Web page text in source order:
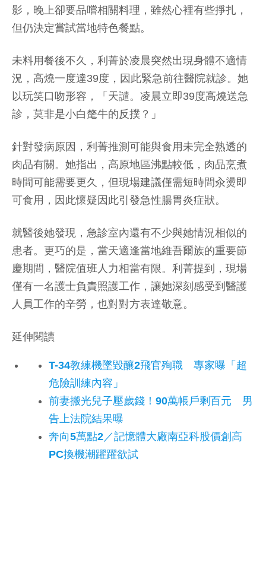
影，晚上卻要品嚐相關料理，雖然心裡有些掙扎，
但仍決定嘗試當地特色餐點。
未料用餐後不久，利菁於凌晨突然出現身體不適情
況，高燒一度達39度，因此緊急前往醫院就診。她
以玩笑口吻形容，「天譴。凌晨立即39度高燒送急
診，莫非是小白氂牛的反撲？」
針對發病原因，利菁推測可能與食用未完全熟透的
肉品有關。她指出，高原地區沸點較低，肉品烹煮
時間可能需要更久，但現場建議僅需短時間汆燙即
可食用，因此懷疑因此引發急性腸胃炎症狀。
就醫後她發現，急診室內還有不少與她情況相似的
患者。更巧的是，當天適逢當地維吾爾族的重要節
慶期間，醫院值班人力相當有限。利菁提到，現場
僅有一名護士負責照護工作，讓她深刻感受到醫護
人員工作的辛勞，也對對方表達敬意。
延伸閱讀
T-34教練機墜毀釀2飛官殉職 專家曝「超
危險訓練內容」
前妻搬光兒子壓歲錢！90萬帳戶剩百元 男
告上法院結果曝
奔向5萬點2／記憶體大廠南亞科股價創高
PC換機潮躍躍欲試